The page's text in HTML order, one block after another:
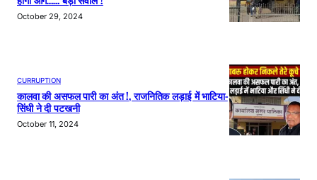
October 29, 2024
CURRUPTION
कालवा की असफल पारी का अंत !, राजनितिक लड़ाई में भाटिया-
सिंधी ने दी पटखनी
October 11, 2024